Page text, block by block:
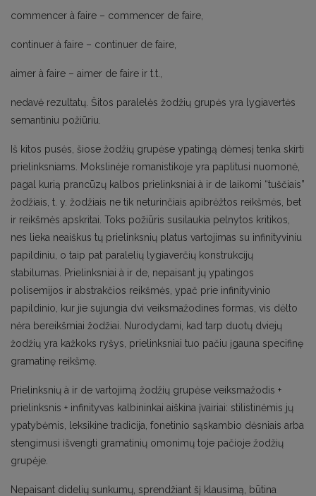
commencer à faire – commencer de faire,
continuer à faire – continuer de faire,
aimer à faire – aimer de faire ir t.t.,
nedavė rezultatų. Šitos paralelės žodžių grupės yra lygiavertės
semantiniu požiūriu.
Iš kitos pusės, šiose žodžių grupėse ypatingą dėmesį tenka skirti
prielinksniams. Mokslinėje romanistikoje yra paplitusi nuomonė,
pagal kurią prancūzų kalbos prielinksniai à ir de laikomi “tuščiais”
žodžiais, t. y. žodžiais ne tik neturinčiais apibrėžtos reikšmės, bet
ir reikšmės apskritai. Toks požiūris susilaukia pelnytos kritikos,
nes lieka neaiškus tų prielinksnių platus vartojimas su infinityviniu
papildiniu, o taip pat paralelių lygiaverčių konstrukcijų
stabilumas. Prielinksniai à ir de, nepaisant jų ypatingos
polisemijos ir abstrakčios reikšmės, ypač prie infinityvinio
papildinio, kur jie sujungia dvi veiksmažodines formas, vis dėlto
nėra bereikšmiai žodžiai. Nurodydami, kad tarp duotų dviejų
žodžių yra kažkoks ryšys, prielinksniai tuo pačiu įgauna specifinę
gramatinę reikšmę.
Prielinksnių à ir de vartojimą žodžių grupėse veiksmažodis +
prielinksnis + infinityvas kalbininkai aiškina įvairiai: stilistinėmis jų
ypatybėmis, leksikine tradicija, fonetinio sąskambio dėsniais arba
stengimusi išvengti gramatinių omonimų toje pačioje žodžių
grupėje.
Nepaisant didelių sunkumų, sprendžiant šį klausimą, būtina